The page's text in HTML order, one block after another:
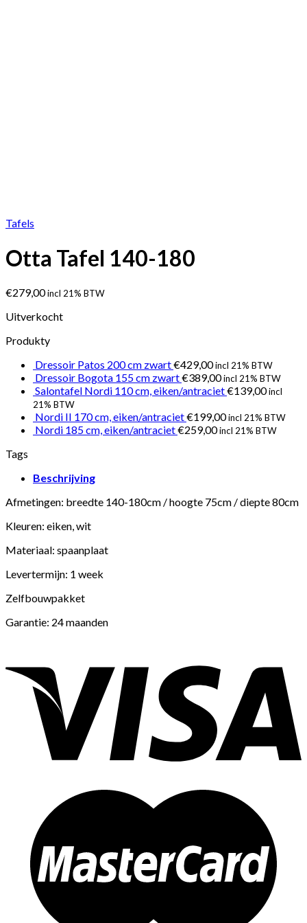
Tafels
Otta Tafel 140-180
€279,00incl 21% BTW
Uitverkocht
Produkty
Dressoir Patos 200 cm zwart€429,00incl 21% BTW
Dressoir Bogota 155 cm zwart€389,00incl 21% BTW
Salontafel Nordi 110 cm, eiken/antraciet€139,00incl
21% BTW
Nordi II 170 cm, eiken/antraciet€199,00incl 21% BTW
Nordi 185 cm, eiken/antraciet€259,00incl 21% BTW
Tags
Beschrijving
Afmetingen: breedte 140-180cm / hoogte 75cm / diepte 80cm
Kleuren: eiken, wit
Materiaal: spaanplaat
Levertermijn: 1 week
Zelfbouwpakket
Garantie: 24 maanden